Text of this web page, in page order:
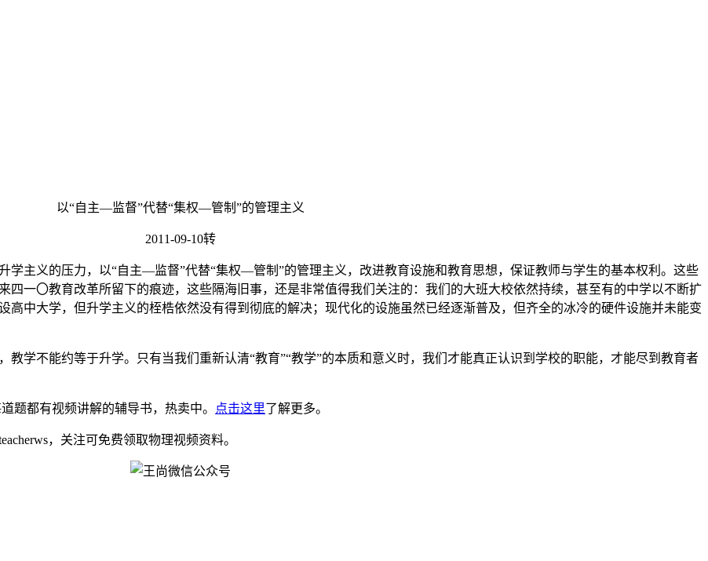
以“自主—监督”代替“集权—管制”的管理主义
2011-09-10转
学主义的压力，以“自主—监督”代替“集权—管制”的管理主义，改进教育设施和教育思想，保证教师与学生的基本权利。这些
四一〇教育改革所留下的痕迹，这些隔海旧事，还是非常值得我们关注的：我们的大班大校依然持续，甚至有的中学以不断扩
高中大学，但升学主义的桎梏依然没有得到彻底的解决；现代化的设施虽然已经逐渐普及，但齐全的冰冷的硬件设施并未能变
学不能约等于升学。只有当我们重新认清“教育”“教学”的本质和意义时，我们才能真正认识到学校的职能，才能尽到教育者
题都有视频讲解的辅导书，热卖中。 点击这里了解更多。
，关注可免费领取物理视频资料。